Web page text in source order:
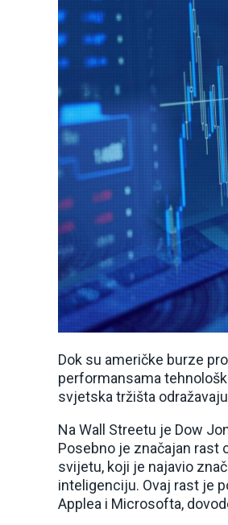
Dok su američke burze
performansama
svjetska tržišta
Na Wall Streetu je Dow
Posebno je značajan rast
svijetu, koji je najavio
inteligenciju. Ovaj rast je
Applea i Microsofta,